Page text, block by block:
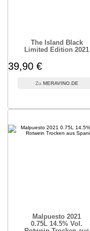
The Island Black
Limited Edition 2021
39,90 €
MERAVINO.DE
Malpuesto 2021
0.75L 14.5% Vol.